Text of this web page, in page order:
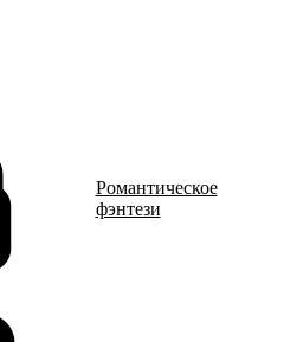
Романтическое
фэнтези